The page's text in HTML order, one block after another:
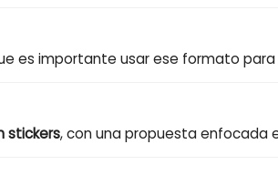
es importante usar ese formato
stickers, con una propuesta enfocada